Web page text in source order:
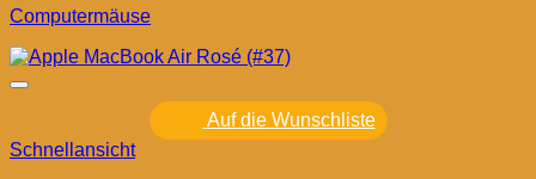
Computermäuse
Auf die Wunschliste
Schnellansicht